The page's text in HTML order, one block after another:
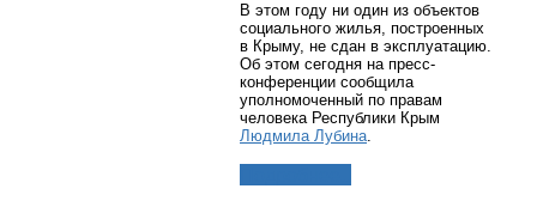
В этом году ни один из объектов
социального жилья, построенных
в Крыму, не сдан в эксплуатацию.
Об этом сегодня на пресс-
конференции сообщила
уполномоченный по правам
человека Республики Крым
Людмила Лубина.